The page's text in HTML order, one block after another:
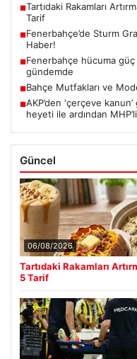
■Tartıdaki Rakamları
Tarif
■Fenerbahçe’de Sturm
Haber!
■Fenerbahçe hücuma
gündemde
■Bahçe Mutfakları ve
■AKP’den ‘çerçeve
heyeti ile ardından
Güncel
06/08/2026
Tartıdaki Rakamları
5 Tarif